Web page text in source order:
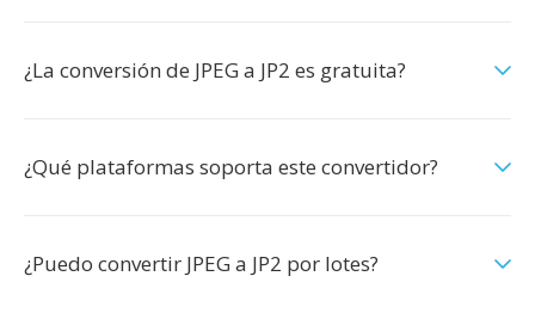
¿La conversión de JPEG a JP2 es gratuita?
¿Qué plataformas soporta este convertidor?
¿Puedo convertir JPEG a JP2 por lotes?